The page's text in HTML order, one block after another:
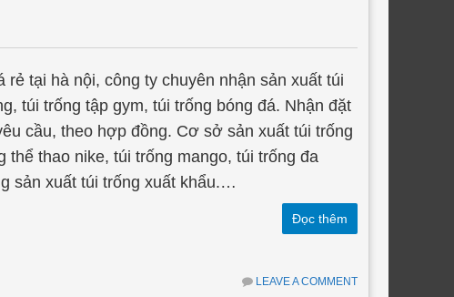
rẻ tại hà nội, công ty chuyên nhận sản xuất túi
túi trống tập gym, túi trống bóng đá. Nhận đặt
cầu, theo hợp đồng. Cơ sở sản xuất túi trống
thể thao nike, túi trống mango, túi trống đa
sản xuất túi trống xuất khẩu.…
Đọc thêm
LEAVE A COMMENT